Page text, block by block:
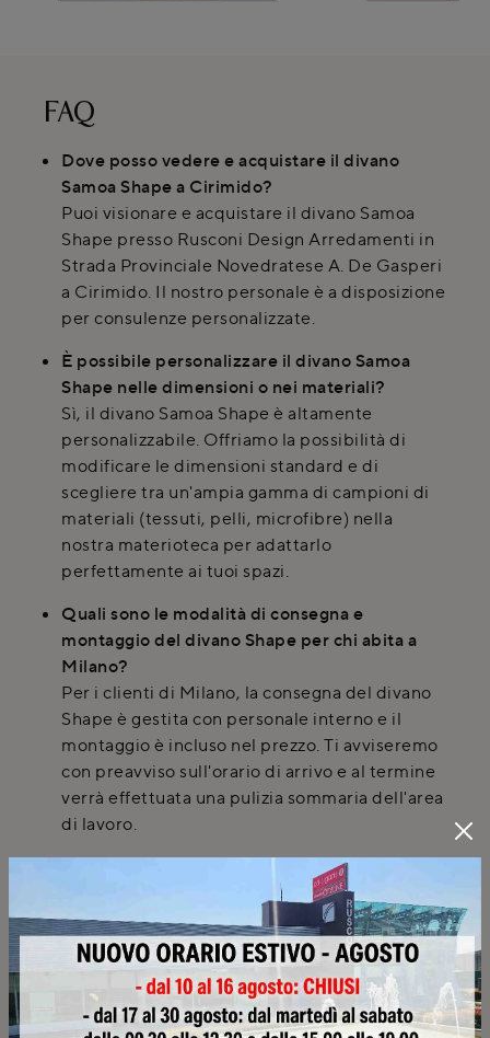
FAQ
Dove posso vedere e acquistare il divano
Samoa Shape a Cirimido?
Puoi visionare e acquistare il divano Samoa
Shape presso Rusconi Design Arredamenti in
Strada Provinciale Novedratese A. De Gasperi
a Cirimido. Il nostro personale è a disposizione
per consulenze personalizzate.
È possibile personalizzare il divano Samoa
Shape nelle dimensioni o nei materiali?
Sì, il divano Samoa Shape è altamente
personalizzabile. Offriamo la possibilità di
modificare le dimensioni standard e di
scegliere tra un'ampia gamma di campioni di
materiali (tessuti, pelli, microfibre) nella
nostra materioteca per adattarlo
perfettamente ai tuoi spazi.
Quali sono le modalità di consegna e
montaggio del divano Shape per chi abita a
Milano?
Per i clienti di Milano, la consegna del divano
Shape è gestita con personale interno e il
montaggio è incluso nel prezzo. Ti avviseremo
con preavviso sull'orario di arrivo e al termine
verrà effettuata una pulizia sommaria dell'area
di lavoro.
Quali opzioni di rivestimento sono disponibili
per il divano Shape di Samoa?
Per il divano Shape di Samoa sono disponibili
diverse opzioni di rivestimento, tra cui
tessuto, pelle, microfibra e alcantara. Puoi
visionare tutti i campioni e scegliere la finitura
più adatta alle tue esigenze direttamente nel